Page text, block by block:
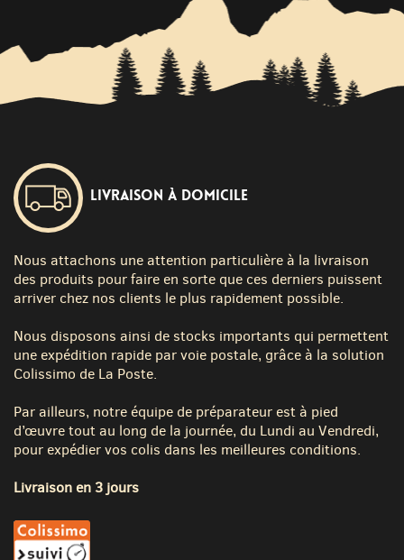
Livraison à domicile
Nous attachons une attention particulière à la livraison
des produits pour faire en sorte que ces derniers puissent
arriver chez nos clients le plus rapidement possible.
Nous disposons ainsi de stocks importants qui permettent
une expédition rapide par voie postale, grâce à la solution
Colissimo de La Poste.
Par ailleurs, notre équipe de préparateur est à pied
d’œuvre tout au long de la journée, du Lundi au Vendredi,
pour expédier vos colis dans les meilleures conditions.
Livraison en 3 jours